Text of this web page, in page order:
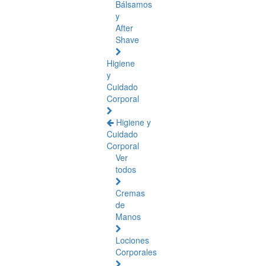
Bálsamos
y
After
Shave
Higiene
y
Cuidado
Corporal
Higiene y
Cuidado
Corporal
Ver
todos
Cremas
de
Manos
Lociones
Corporales